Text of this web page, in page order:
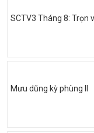
SCTV3 Tháng 8: Trọn
Mưu dũng kỳ phùng II